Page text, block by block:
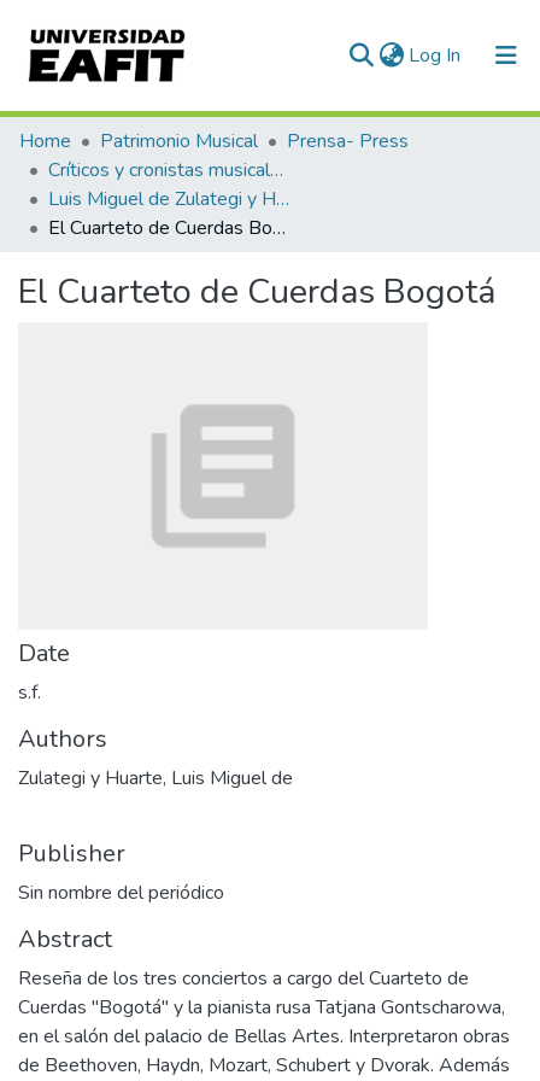
Log In (current)
Communities & Collections
All of DSpace
Statistics
Home Patrimonio Musical
Prensa- Press
Críticos y cronistas musicales
Luis Miguel de Zulategi y Huarte
El Cuarteto de Cuerdas Bogotá
El Cuarteto de Cuerdas Bogotá
Date
s.f.
Authors
Zulategi y Huarte, Luis Miguel de
Publisher
Sin nombre del periódico
Abstract
Reseña de los tres conciertos a cargo del Cuarteto de
Cuerdas "Bogotá" y la pianista rusa Tatjana Gontscharowa,
en el salón del palacio de Bellas Artes. Interpretaron obras
de Beethoven, Haydn, Mozart, Schubert y Dvorak. Además